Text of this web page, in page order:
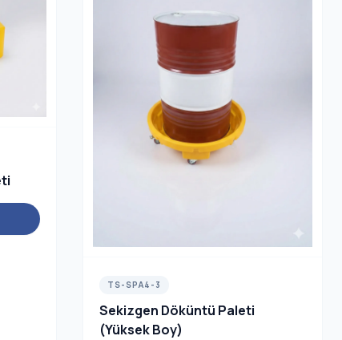
TS-SPA4-3
Sekizgen Döküntü Paleti
(Yüksek Boy)